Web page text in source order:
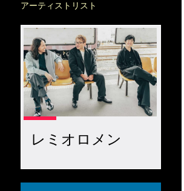
アーティストリスト
レミオロメン